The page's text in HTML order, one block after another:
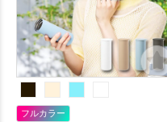
フルカラー